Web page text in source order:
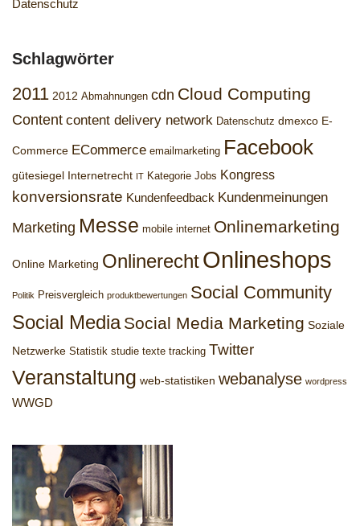
Datenschutz
Schlagwörter
2011 2012 Abmahnungen cdn Cloud Computing
Content content delivery network Datenschutz dmexco E-
Commerce ECommerce emailmarketing Facebook
gütesiegel Internetrecht IT Kategorie Jobs Kongress
konversionsrate Kundenfeedback Kundenmeinungen
Marketing Messe mobile internet Onlinemarketing
Online Marketing OnlinerechtOnlineshops
Politik Preisvergleich produktbewertungen Social Community
Social Media Social Media Marketing Soziale
Netzwerke Statistik studie texte tracking Twitter
Veranstaltung web-statistiken webanalyse wordpress
WWGD